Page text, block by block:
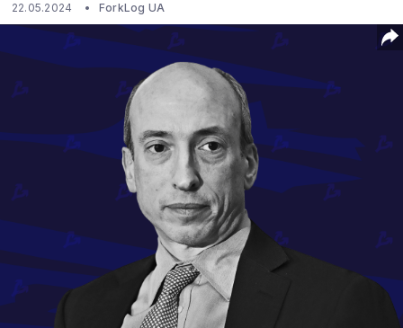
22.05.2024 ForkLog UA